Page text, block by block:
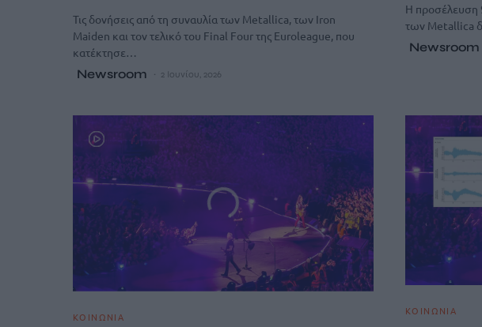
Τις δονήσεις από τη συναυλία των Metallica, των Iron
Maiden και τον τελικό του Final Four της Euroleague, που
κατέκτησε…
Newsroom 2 Ιουνίου, 2026
Η προσέλευση
των Metallica
Newsroom
ΚΟΙΝΩΝΙΑ ΚΟΙΝΩΝΙΑ